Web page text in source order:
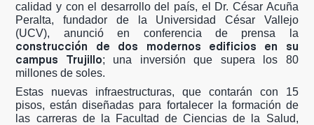
calidad y con el desarrollo del país, el Dr. César Acuña
Peralta, fundador de la Universidad César Vallejo
(UCV), anunció en conferencia de prensa la
construcción de dos modernos edificios en su
campus Trujillo; una inversión que supera los 80
millones de soles.
Estas nuevas infraestructuras, que contarán con 15
pisos, están diseñadas para fortalecer la formación de
las carreras de la Facultad de Ciencias de la Salud,